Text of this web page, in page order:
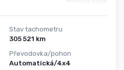
Stav tachometru
305 521 km
Převodovka/pohon
Automatická/4x4